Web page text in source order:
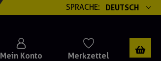
SPRACHE: DEUTSCH
Mein Konto Merkzettel